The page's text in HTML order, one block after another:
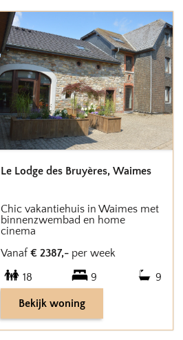
Le Lodge des Bruyères, Waimes
Chic vakantiehuis in Waimes met
binnenzwembad en home
cinema
Vanaf € 2387,- per week
18
9 9
Bekijk woning